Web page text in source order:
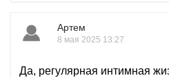
Артем
8 мая 2025 13:27
Да, регулярная интимная